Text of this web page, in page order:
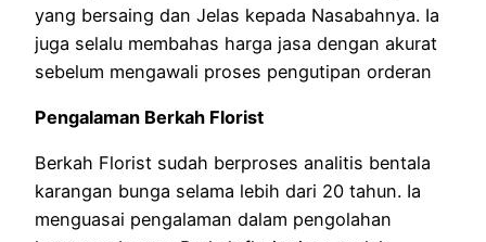
yang bersaing dan Jelas kepada Nasabahnya. Ia
juga selalu membahas harga jasa dengan akurat
sebelum mengawali proses pengutipan orderan
Pengalaman Berkah Florist
Berkah Florist sudah berproses analitis bentala
karangan bunga selama lebih dari 20 tahun. Ia
menguasai pengalaman dalam pengolahan